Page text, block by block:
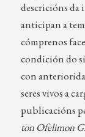
descricións da
anticipan a
cómprenos
condición do
con
seres vivos a
publicacións
ton Ofelimon